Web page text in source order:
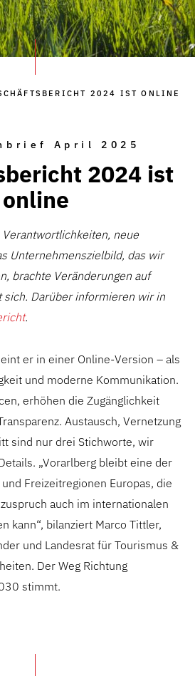
2024 IST ONLINE
April 2025
2024 ist
online
neue
Unternehmenszielbild, das wir
brachte Veränderungen auf
sich. Darüber informieren wir in
.
er in einer Online-Version – als
und moderne Kommunikation.
erhöhen die Zugänglichkeit
Austausch, Vernetzung
sind nur drei Stichworte, wir
„Vorarlberg bleibt eine der
Freizeitregionen Europas, die
auch im internationalen
kann“, bilanziert Marco Tittler,
und Landesrat für Tourismus &
. Der Weg Richtung
stimmt.